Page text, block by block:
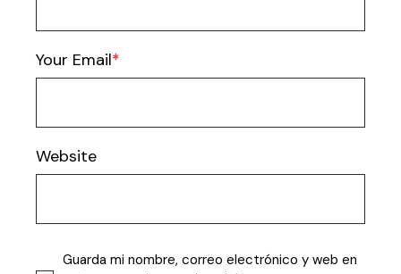
Your Email
Website
Guarda mi nombre, correo electrónico y web en